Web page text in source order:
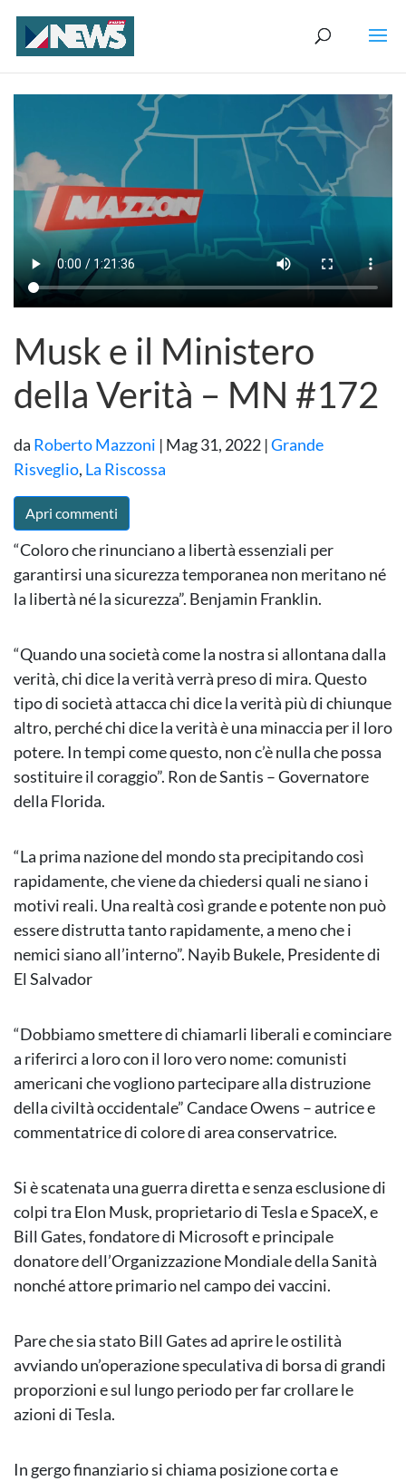
Musk e il Ministero
della Verità – MN #172
da Roberto Mazzoni | Mag 31, 2022 |Grande
Risveglio, La Riscossa
Apri commenti
“Coloro che rinunciano a libertà essenziali per
garantirsi una sicurezza temporanea non meritano né
la libertà né la sicurezza”. Benjamin Franklin.
“Quando una società come la nostra si allontana dalla
verità, chi dice la verità verrà preso di mira. Questo
tipo di società attacca chi dice la verità più di chiunque
altro, perché chi dice la verità è una minaccia per il loro
potere. In tempi come questo, non c’è nulla che possa
sostituire il coraggio”. Ron de Santis – Governatore
della Florida.
“La prima nazione del mondo sta precipitando così
rapidamente, che viene da chiedersi quali ne siano i
motivi reali. Una realtà così grande e potente non può
essere distrutta tanto rapidamente, a meno che i
nemici siano all’interno”. Nayib Bukele, Presidente di
El Salvador
“Dobbiamo smettere di chiamarli liberali e cominciare
a riferirci a loro con il loro vero nome: comunisti
americani che vogliono partecipare alla distruzione
della civiltà occidentale” Candace Owens – autrice e
commentatrice di colore di area conservatrice.
Si è scatenata una guerra diretta e senza esclusione di
colpi tra Elon Musk, proprietario di Tesla e SpaceX, e
Bill Gates, fondatore di Microsoft e principale
donatore dell’Organizzazione Mondiale della Sanità
nonché attore primario nel campo dei vaccini.
Pare che sia stato Bill Gates ad aprire le ostilità
avviando un’operazione speculativa di borsa di grandi
proporzioni e sul lungo periodo per far crollare le
azioni di Tesla.
In gergo finanziario si chiama posizione corta e